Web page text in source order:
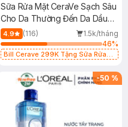
Sữa Rửa Mặt CeraVe Sạch Sâu
Cho Da Thường Đến Da Dầu
473ml
4.9 (116)
1.5k/tháng
46%
Bill Cerave 299K Tặng Sữa Rửa
-50 %